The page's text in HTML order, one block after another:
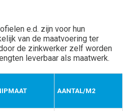
e.d. zijn voor hun
van de maatvoering ter
de zinkwerker zelf worden
leverbaar als maatwerk.
AANTAL/M2